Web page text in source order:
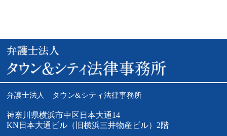
弁護士法人 タウン&シティ法律事務所
神奈川県横浜市中区日本大通14
KN日本大通ビル（旧横浜三井物産ビル）2階